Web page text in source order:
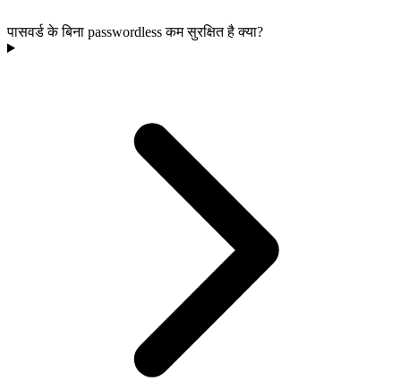
पासवर्ड के बिना passwordless कम सुरक्षित है क्या?